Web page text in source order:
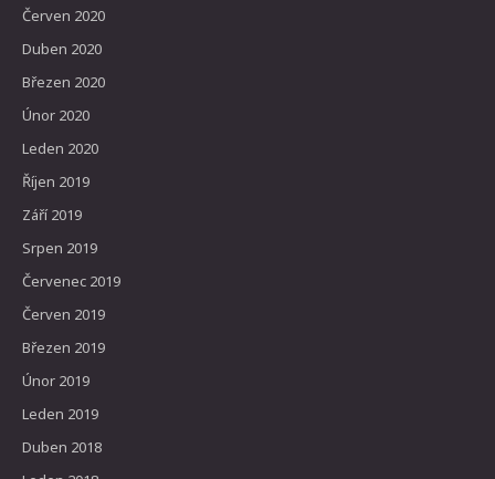
Červen 2020
Duben 2020
Březen 2020
Únor 2020
Leden 2020
Říjen 2019
Září 2019
Srpen 2019
Červenec 2019
Červen 2019
Březen 2019
Únor 2019
Leden 2019
Duben 2018